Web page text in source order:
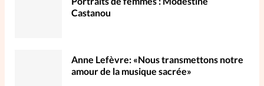
Castanou
Anne Lefèvre: «Nous transmettons notre
amour de la musique sacrée»